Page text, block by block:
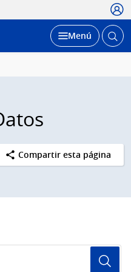
Desplegar
Menú Abrir
Compartir esta página